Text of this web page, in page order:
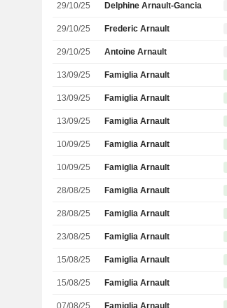
29/10/25 Delphine Arnault-Gancia
29/10/25 Frederic Arnault
29/10/25 Antoine Arnault
13/09/25 Famiglia Arnault
13/09/25 Famiglia Arnault
13/09/25 Famiglia Arnault
10/09/25 Famiglia Arnault
10/09/25 Famiglia Arnault
28/08/25 Famiglia Arnault
28/08/25 Famiglia Arnault
23/08/25 Famiglia Arnault
15/08/25 Famiglia Arnault
15/08/25 Famiglia Arnault
07/08/25 Famiglia Arnault